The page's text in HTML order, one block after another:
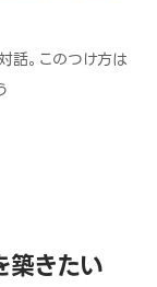
話。このつけ方は
築きたい